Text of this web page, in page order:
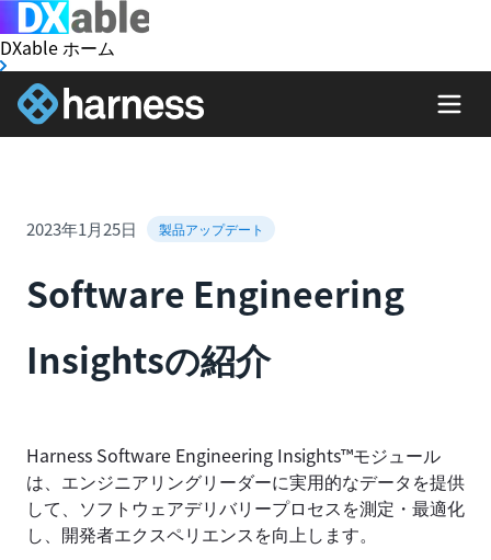
DXable ホーム
2023年1月25日 製品アップデート
Software Engineering
Insightsの紹介
Harness Software Engineering Insights™モジュール
は、エンジニアリングリーダーに実用的なデータを提供
して、ソフトウェアデリバリープロセスを測定・最適化
し、開発者エクスペリエンスを向上します。